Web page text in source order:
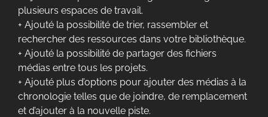
plusieurs espaces de travail.
+ Ajouté la possibilité de trier, rassembler et
rechercher des ressources dans votre bibliothèque.
+ Ajouté la possibilité de partager des fichiers
médias entre tous les projets.
+ Ajouté plus d’options pour ajouter des médias à la
chronologie telles que de joindre, de remplacement
et d’ajouter à la nouvelle piste.